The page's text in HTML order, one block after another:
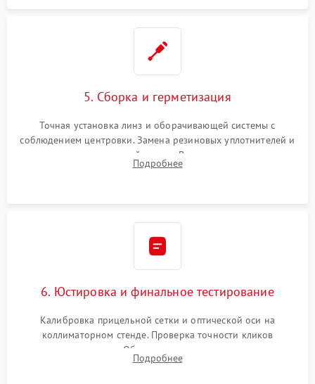
5. Сборка и герметизация
Точная установка линз и оборачивающей системы с
соблюдением центровки. Замена резиновых уплотнителей и
нанесение влагозащитной смазки. Вакуумирование корпуса
и заполнение его осушенным азотом или аргоном для
Подробнее
6. Юстировка и финальное тестирование
Калибровка прицельной сетки и оптической оси на
коллиматорном стенде. Проверка точности кликов
механизма поправок. Обязательное испытание прицела на
ударном стенде для проверки устойчивости к отдаче и
Подробнее